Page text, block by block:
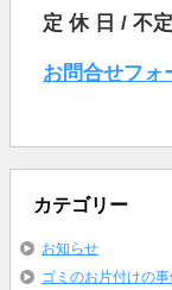
定 休 日 / 不
お問合せフォ
カテゴリー
お知らせ
ゴミのお片付けの事